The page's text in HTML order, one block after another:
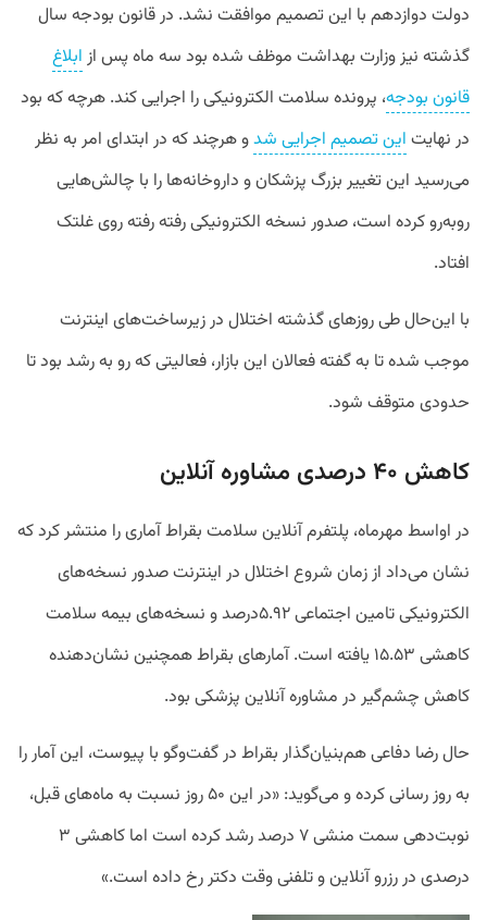
دولت دوازدهم با این تصمیم موافقت نشد. در قانون بودجه سال
گذشته نیز وزارت بهداشت موظف شده بود سه ماه پس از ابلاغ
قانون بودجه، پرونده سلامت الکترونیکی را اجرایی کند. هرچه که بود
در نهایت این تصمیم اجرایی شدو هرچند که در ابتدای امر به نظر
می‌رسید این تغییر بزرگ پزشکان و داروخانه‌ها را با چالش‌هایی
روبه‌رو کرده است، صدور نسخه الکترونیکی رفته رفته روی غلتک
افتاد.
با این‌حال طی روزهای گذشته اختلال در زیرساخت‌های اینترنت
موجب شده تا به گفته فعالان این بازار، فعالیتی که رو به رشد بود تا
حدودی متوقف شود.
کاهش ۴۰ درصدی مشاوره آنلاین
در اواسط مهرماه، پلتفرم آنلاین سلامت بقراط آماری را منتشر کرد که
نشان می‌داد از زمان شروع اختلال در اینترنت صدور نسخه‌های
الکترونیکی تامین اجتماعی ۵.۹۲درصد و نسخه‌های بیمه سلامت
کاهشی ۱۵.۵۳ یافته است.
آمارهای بقراط همچنین نشان‌دهنده
کاهش چشم‌گیر در مشاوره آنلاین پزشکی بود.
حال رضا دفاعی هم‌بنیان‌گذار بقراط در گفت‌وگو با پیوست، این آمار را
به روز رسانی کرده و می‌گوید: «
در این ۵۰ روز نسبت به ماه‌های قبل،
نوبت‌دهی سمت منشی ۷ درصد رشد کرده است اما کاهشی ۳
درصدی در رزرو آنلاین و تلفنی وقت دکتر رخ داده است.
»